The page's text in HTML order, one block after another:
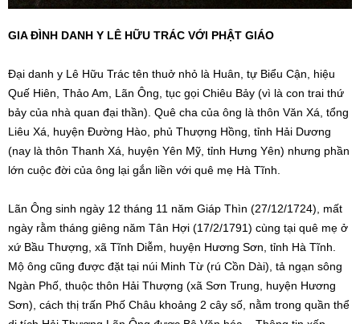
GIA ĐÌNH DANH Y LÊ HỮU TRÁC VỚI PHẬT GIÁO
Đại danh y Lê Hữu Trác tên thuở nhỏ là Huân, tự Biểu Cận, hiệu
Quế Hiên, Thảo Am, Lãn Ông, tục gọi Chiêu Bảy (vì là con trai thứ
bảy của nhà quan đại thần). Quê cha của ông là thôn Văn Xá, tổng
Liêu Xá, huyện Đường Hào, phủ Thượng Hồng, tỉnh Hải Dương
(nay là thôn Thanh Xá, huyện Yên Mỹ, tỉnh Hưng Yên) nhưng phần
lớn cuộc đời của ông lại gắn liền với quê mẹ Hà Tĩnh.
Lãn Ông sinh ngày 12 tháng 11 năm Giáp Thìn (27/12/1724), mất
ngày rằm tháng giêng năm Tân Hợi (17/2/1791) cùng tại quê mẹ ở
xứ Bầu Thượng, xã Tĩnh Diễm, huyện Hương Sơn, tỉnh Hà Tĩnh.
Mộ ông cũng được đặt tại núi Minh Từ (rú Cồn Dài), tả ngạn sông
Ngàn Phố, thuộc thôn Hải Thượng (xã Sơn Trung, huyện Hương
Sơn), cách thị trấn Phố Châu khoảng 2 cây số, nằm trong quần thể